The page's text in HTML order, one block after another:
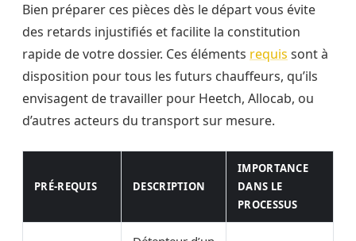
Bien préparer ces pièces dès le départ vous évite
des retards injustifiés et facilite la constitution
rapide de votre dossier. Ces éléments requis sont à
disposition pour tous les futurs chauffeurs, qu’ils
envisagent de travailler pour Heetch, Allocab, ou
d’autres acteurs du transport sur mesure.
PRÉ-REQUIS DESCRIPTION
IMPORTANCE
DANS LE
PROCESSUS